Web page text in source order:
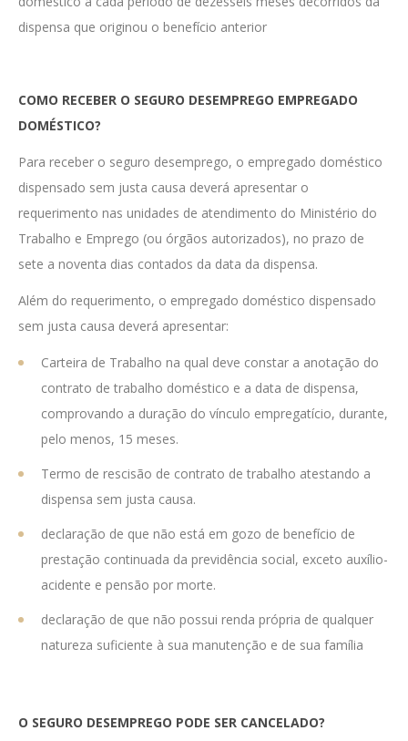
dispensa que originou o benefício anterior
COMO RECEBER O SEGURO DESEMPREGO EMPREGADO
DOMÉSTICO?
Para receber o seguro desemprego, o empregado doméstico
dispensado sem justa causa deverá apresentar o
requerimento nas unidades de atendimento do Ministério do
Trabalho e Emprego (ou órgãos autorizados), no prazo de
sete a noventa dias contados da data da dispensa.
Além do requerimento, o empregado doméstico dispensado
sem justa causa deverá apresentar:
Carteira de Trabalho na qual deve constar a anotação do
contrato de trabalho doméstico e a data de dispensa,
comprovando a duração do vínculo empregatício, durante,
pelo menos, 15 meses.
Termo de rescisão de contrato de trabalho atestando a
dispensa sem justa causa.
declaração de que não está em gozo de benefício de
prestação continuada da previdência social, exceto auxílio-
acidente e pensão por morte.
declaração de que não possui renda própria de qualquer
natureza suficiente à sua manutenção e de sua família
O SEGURO DESEMPREGO PODE SER CANCELADO?